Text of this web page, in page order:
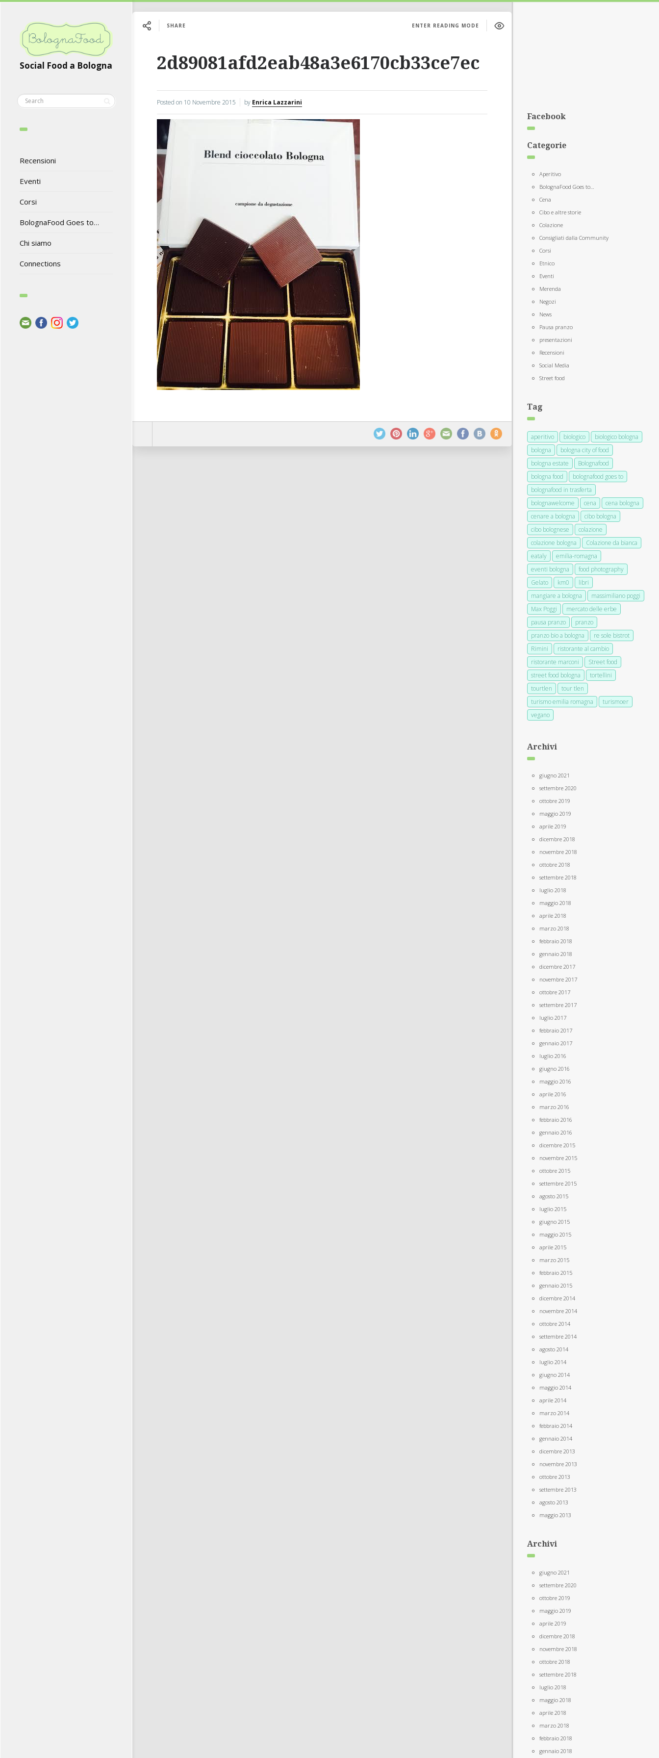
Social Food a Bologna
Recensioni
Eventi
Corsi
BolognaFood Goes to…
Chi siamo
Connections
SHARE ENTER READING MODE
2d89081afd2eab48a3e6170cb33ce7ec
Posted on 10 Novembre 2015 by Enrica Lazzarini
Facebook
Categorie
Aperitivo
BolognaFood Goes to…
Cena
Cibo e altre storie
Colazione
Consigliati dalla Community
Corsi
Etnico
Eventi
Merenda
Negozi
News
Pausa pranzo
presentazioni
Recensioni
Social Media
Street food
Tag
aperitivo biologico
biologico bologna
bologna
bologna city of food
bologna estate
Bolognafood
bologna food
bolognafood goes to
bolognafood in trasferta
bolognawelcome
cena
cena bologna
cenare a bologna
cibo bologna
cibo bolognese
colazione
colazione bologna
Colazione da bianca
eataly
emilia-romagna
eventi bologna
food photography
Gelato
km0
libri
mangiare a bologna
massimiliano poggi
Max Poggi
mercato delle erbe
pausa pranzo
pranzo
pranzo bio a bologna
re sole bistrot
Rimini
ristorante al cambio
ristorante marconi
Street food
street food bologna
tortellini
tourtlen
tour tlen
turismo emilia romagna
turismoer
vegano
Archivi
giugno 2021
settembre 2020
ottobre 2019
maggio 2019
aprile 2019
dicembre 2018
novembre 2018
ottobre 2018
settembre 2018
luglio 2018
maggio 2018
aprile 2018
marzo 2018
febbraio 2018
gennaio 2018
dicembre 2017
novembre 2017
ottobre 2017
settembre 2017
luglio 2017
febbraio 2017
gennaio 2017
luglio 2016
giugno 2016
maggio 2016
aprile 2016
marzo 2016
febbraio 2016
gennaio 2016
dicembre 2015
novembre 2015
ottobre 2015
settembre 2015
agosto 2015
luglio 2015
giugno 2015
maggio 2015
aprile 2015
marzo 2015
febbraio 2015
gennaio 2015
dicembre 2014
novembre 2014
ottobre 2014
settembre 2014
agosto 2014
luglio 2014
giugno 2014
maggio 2014
aprile 2014
marzo 2014
febbraio 2014
gennaio 2014
dicembre 2013
novembre 2013
ottobre 2013
settembre 2013
agosto 2013
maggio 2013
Archivi
giugno 2021
settembre 2020
ottobre 2019
maggio 2019
aprile 2019
dicembre 2018
novembre 2018
ottobre 2018
settembre 2018
luglio 2018
maggio 2018
aprile 2018
marzo 2018
febbraio 2018
gennaio 2018